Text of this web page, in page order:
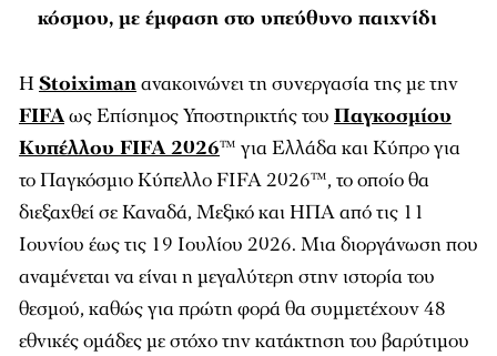
κόσμου, με έμφαση στο υπεύθυνο παιχνίδι
ΗStoiximanανακοινώνει τη συνεργασία της με την
FIFAως Επίσημος Υποστηρικτής του Παγκοσμίου
Κυπέλλου FIFA 2026™ για Ελλάδα και Κύπρο για
το Παγκόσμιο Κύπελλο FIFA 2026™, το οποίο θα
διεξαχθεί σε Καναδά, Μεξικό και ΗΠΑ από τις 11
Ιουνίου έως τις 19 Ιουλίου 2026. Μια διοργάνωση που
αναμένεται να είναι η μεγαλύτερη στην ιστορία του
θεσμού, καθώς για πρώτη φορά θα συμμετέχουν 48
εθνικές ομάδες με στόχο την κατάκτηση του βαρύτιμου